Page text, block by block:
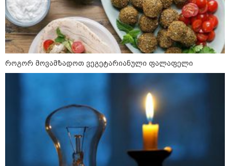
შემოსავლების სამსახურში
აზერბაიჯანული მედიის მიერ
გავრცელებულ ინფორმაციას
პასუხობენ
უწყებას დიპლომატური ნოტა
გაუგზავნა - მიზეზი
აზერბაიჯანული სანომრე ნიშნის
მქონე სატვირთოების
საზღვარზე შეფერხებაა:
დეტალები
კატეგორიის ყველა სიახლე
როგორ მოვამზადოთ ვეგეტარიანული ფალაფელი